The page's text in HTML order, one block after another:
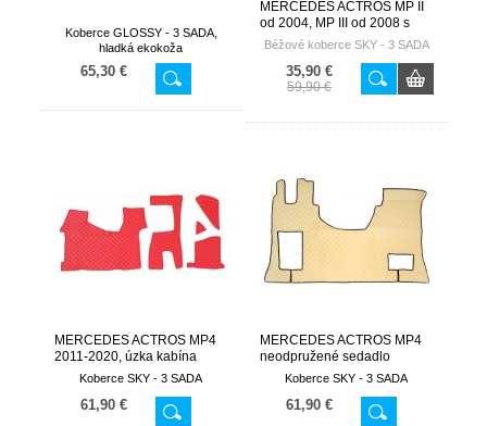
Koberce GLOSSY - 3 SADA,
hladká ekokoža
65,30 €
MERCEDES ACTROS MP II
od 2004, MP III od 2008 s
tunelom motora
Béžové koberce SKY - 3 SADA
35,90 €
59,90 €
MERCEDES ACTROS MP4
2011-2020, úzka kabína
Koberce SKY - 3 SADA
61,90 €
MERCEDES ACTROS MP4
neodpružené sedadlo
spolujazdca od 2011-
Koberce SKY - 3 SADA
61,90 €